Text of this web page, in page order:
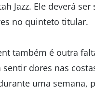
Jazz. Ele deverá
no quinteto titular.
também é outra
sentir dores nas
uma semana,